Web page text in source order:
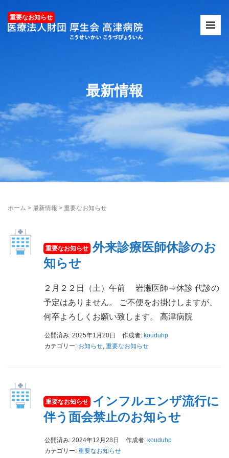
最新情報
ホーム > 最新情報 > 重要なお知らせ
外来診療医師休診のお
知らせ
２月２２日（土）午前 岩瀬医師⇒休診 代診の
予定はありません。 ご不便をお掛けしますが、
何卒よろしくお願い致します。 高津病院
公開済み: 2025年1月20日 作成者: kouduhp
カテゴリー: お知らせ ,重要なお知らせ
インフルエンザ流行に
伴う面会禁止のお知らせ
公開済み: 2024年12月28日 作成者: kouduhp
カテゴリー:重要なお知らせ